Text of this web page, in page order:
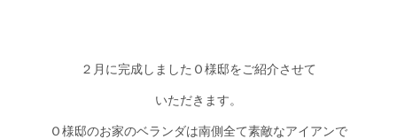
２月に完成しましたＯ様邸をご紹介させて
いただきます。
Ｏ様邸のお家のベランダは南側全て素敵なアイアンで